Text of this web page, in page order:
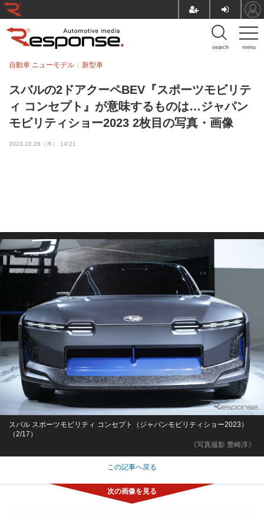
menu
search
スバルの2ドアクーペBEV『スポーツモビリテ
ィ コンセプト』が意味するものは…ジャパン
モビリティショー2023 2枚目の写真・画像
自動車 ニューモデル 新型車
2023.10.26（木） 14:21
《写真撮影 豊崎淳》
スバル スポーツモビリティ コンセプト（ジャパンモビリティショー2023）
（2/17）
この記事へ戻る